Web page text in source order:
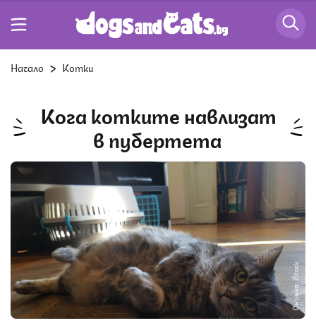
Начало Котки
Кога котките навлизат
в пубертета
Снимка: iStock